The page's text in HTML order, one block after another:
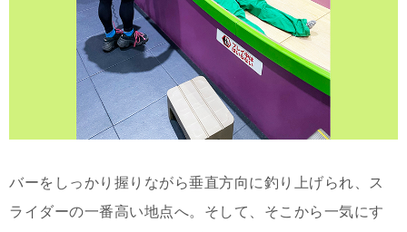
バーをしっかり握りながら垂直方向に釣り上げられ、ス
ライダーの一番高い地点へ。そして、そこから一気にす